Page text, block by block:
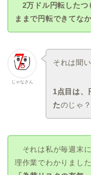
2万ドル円転したつ
ままで円転できてな
じゃなさん
それは聞
1点目は、
たのじゃ？
それは私が毎週末
理作業でわかりまし